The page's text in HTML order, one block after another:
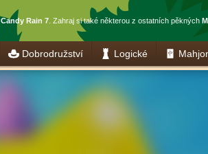
Candy Rain 7 . Zahraj si také některou z ostatních pěkných
Dobrodružství Logické